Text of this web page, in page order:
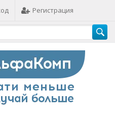
Регистрация